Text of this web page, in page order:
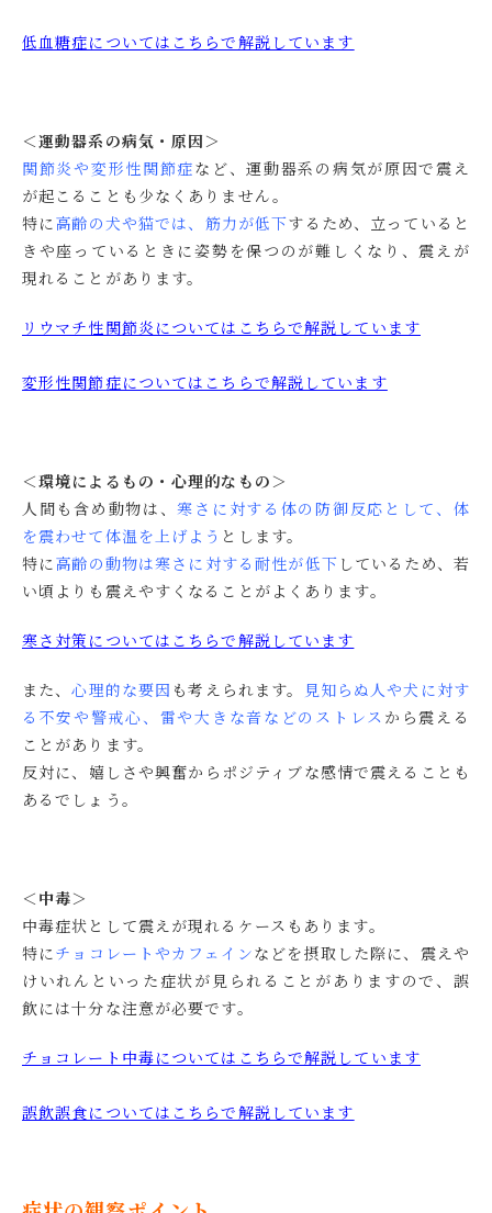
低血糖症についてはこちらで解説しています
＜運動器系の病気・原因＞
関節炎や変形性関節症など、運動器系の病気が原因で震え
が起こることも少なくありません。
特に高齢の犬や猫では、筋力が低下するため、立っていると
きや座っているときに姿勢を保つのが難しくなり、震えが
現れることがあります。
リウマチ性関節炎についてはこちらで解説しています
変形性関節症についてはこちらで解説しています
＜環境によるもの・心理的なもの＞
人間も含め動物は、寒さに対する体の防御反応として、体
を震わせて体温を上げよう とします。
特に高齢の動物は寒さに対する耐性が低下 しているため、若
い頃よりも震えやすくなることがよくあります。
寒さ対策についてはこちらで解説しています
また、心理的な要因 も考えられます。
見知らぬ人や犬に対す
る不安や警戒心、雷や大きな音などのストレス から震える
ことがあります。
反対に、嬉しさや興奮からポジティブな感情で震えることも
あるでしょう。
＜中毒＞
中毒症状として震えが現れるケースもあります。
特にチョコレートやカフェインなどを摂取した際に、震えや
けいれんといった症状が見られることがありますので、誤
飲には十分な注意が必要です。
チョコレート中毒についてはこちらで解説しています
誤飲誤食についてはこちらで解説しています